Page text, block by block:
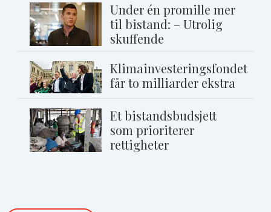
Under én promille mer
til bistand: – Utrolig
skuffende
Klimainvesteringsfondet
får to milliarder ekstra
Et bistandsbudsjett
som prioriterer
rettigheter